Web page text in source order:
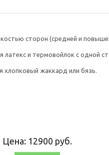
сто­рон (сред­ней и
ла­текс и тер­мо­вой­лок с од­ной
хлоп­ко­вый жак­кард или бязь.
Цена: 12900 руб.